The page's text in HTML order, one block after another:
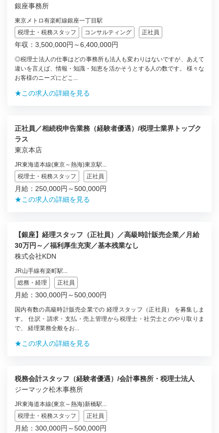
銀座事務所
東京メトロ有楽町線銀座一丁目駅
税理士・税務スタッフ
コンサルティング 正社員
年収：3,500,000円～6,400,000円
◎税理士法人の仕事はどの事務所も法人も変わりはないですが、あえて
違いを言えば、情報・知識・知恵を活かそうとする人の数です。 様々な
お客様のニーズにどこ...
★この求人の詳細を見る
正社員／相続税申告業務（経験者優遇）/税理士業界トップク
ラス
東京本店
JR東海道本線(東京～熱海)東京駅...
税理士・税務スタッフ
正社員
月給：250,000円～500,000円
★この求人の詳細を見る
【銀座】経理スタッフ（正社員）／高級時計販売企業／月給
30万円～／福利厚生充実／基本残業なし
株式会社KDN
JR山手線有楽町駅...
総務・経理
正社員
月給：300,000円～500,000円
国内有数の高級時計販売企業での 経理スタッフ（正社員） を募集しま
す。 仕訳・請求・支払・売上管理から税理士・社労士とのやり取りま
で、 経理業務全般をお...
★この求人の詳細を見る
税務会計スタッフ（経験者優遇）/会計事務所・税理士法人
ジーマック松木事務所
JR東海道本線(東京～熱海)新橋駅...
税理士・税務スタッフ
正社員
月給：300,000円～500,000円